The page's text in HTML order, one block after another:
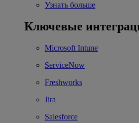
Узнать больше
Ключевые
Microsoft Intune
ServiceNow
Freshworks
Jira
Salesforce